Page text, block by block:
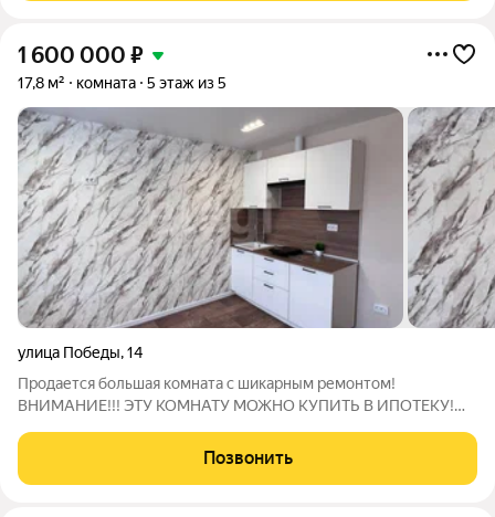
1 600 000 ₽
17,8 м² комната 5 этаж из 5
улица Победы,14
Продается большая комната с шикарным ремонтом!
ВНИМАНИЕ!!! ЭТУ КОМНАТУ МОЖНО КУПИТЬ В ИПОТЕКУ!
окно, натяжной потолок, на полу линолеум. Вода заведена,
установлены ванна и унитаз. Комната очень
Позвонить